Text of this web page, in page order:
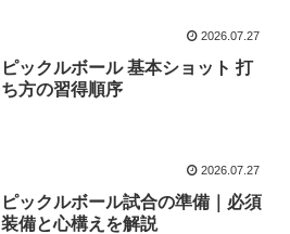
2026.07.27
ピックルボール 基本ショット 打
ち方の習得順序
2026.07.27
ピックルボール試合の準備｜必須
装備と心構えを解説